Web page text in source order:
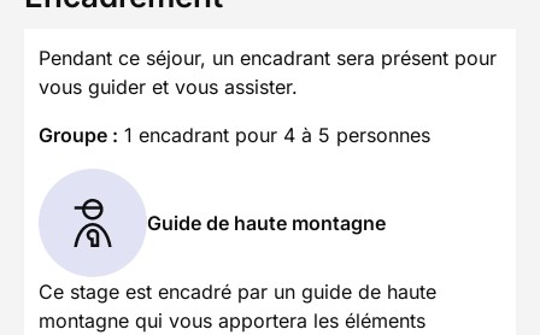
Pendant ce séjour, un encadrant sera présent pour
vous guider et vous assister.
Groupe : 1 encadrant pour 4 à 5 personnes
Guide de haute montagne
Ce stage est encadré par un guide de haute
montagne qui vous apportera les éléments